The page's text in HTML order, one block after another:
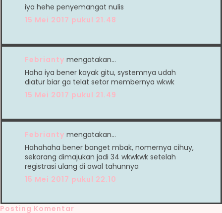
iya hehe penyemangat nulis
15 Mei 2017 pukul 21.48
Febrianty mengatakan…
Haha iya bener kayak gitu, systemnya udah
diatur biar ga telat setor membernya wkwk
15 Mei 2017 pukul 21.49
Febrianty mengatakan…
Hahahaha bener banget mbak, nomernya cihuy,
sekarang dimajukan jadi 34 wkwkwk setelah
registrasi ulang di awal tahunnya
15 Mei 2017 pukul 22.10
Posting Komentar